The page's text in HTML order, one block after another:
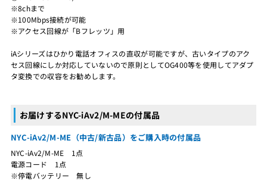
※8chまで
※100Mbps接続が可能
※アクセス回線が「Bフレッツ」用
iAシリーズはひかり電話オフィスの直収が可能ですが、古いタイプのアク
セス回線にしか対応していないので原則としてOG400等を使用してアダプ
タ変換での収容をお勧めします。
お届けするNYC-iAv2/M-MEの付属品
NYC-iAv2/M-ME（中古/新古品）をご購入時の付属品
NYC-iAv2/M-ME 1点
電源コード 1点
※停電バッテリー 無し